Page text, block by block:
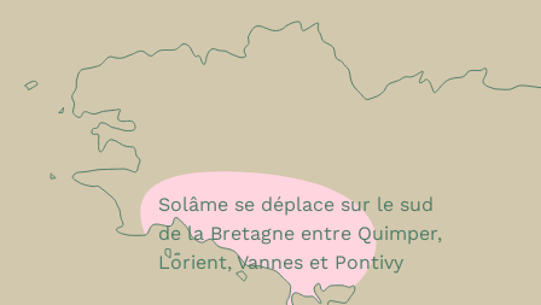
Solâme se déplace sur le sud
de la Bretagne entre Quimper,
Lorient, Vannes et Pontivy